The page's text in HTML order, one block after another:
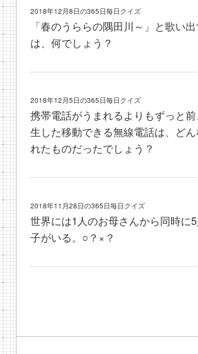
2018年12月8日の365日毎日クイズ
「春のうららの隅田川～」と歌い
は、何でしょう？
2018年12月5日の365日毎日クイズ
携帯電話がうまれるよりもずっと
生した移動できる無線電話は、ど
れたものだったでしょう？
2018年11月28日の365日毎日クイズ
世界には1人のお母さんから同時に
子がいる。○？×？